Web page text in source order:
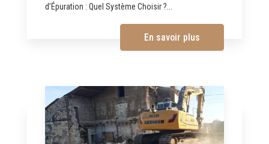
d’Épuration : Quel Système Choisir ?...
En savoir plus